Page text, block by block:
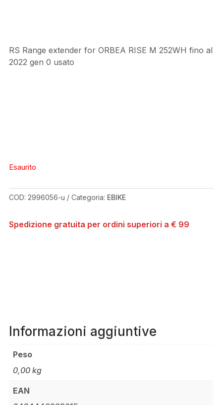
RS Range extender for ORBEA RISE M 252WH fino al
2022 gen 0 usato
Esaurito
COD: 2996056-u Categoria: EBIKE
Spedizione gratuita per ordini superiori a € 99
Informazioni aggiuntive
Peso
0,00 kg
EAN